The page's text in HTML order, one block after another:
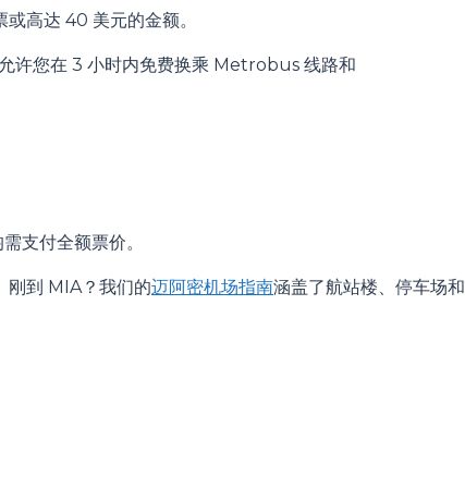
高达 40 美元的金额。
许您在 3 小时内免费换乘 Metrobus 线路和
支付全额票价。
刚到 MIA？我们的迈阿密机场指南涵盖了航站楼、停车场和